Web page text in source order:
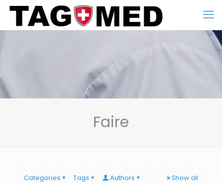
Faire
Categories Tags Authors Show all